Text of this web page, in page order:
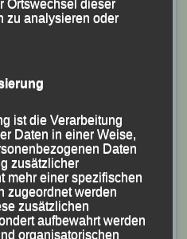
2021 auszeichnen!
gute Haushaltsführung
einstimmige Entlastung
Bei der anschließenden
zur Wahl stehende Centa
Siegfried Kapfer zum
Schmidt zum
Friedrich zum
Ortswechsel dieser
zu analysieren oder
ist die Verarbeitung
Daten in einer Weise,
Daten
zusätzlicher
mehr einer spezifischen
zugeordnet werden
zusätzlichen
aufbewahrt werden
organisatorischen